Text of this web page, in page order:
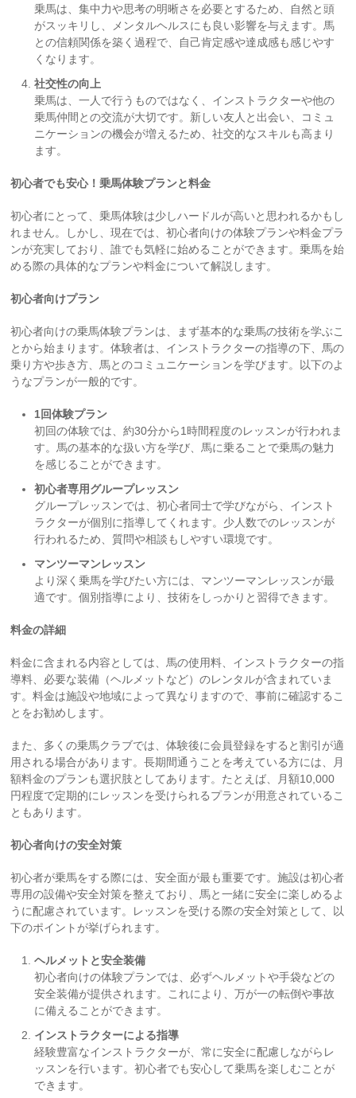
乗馬は、集中力や思考の明晰さを必要とするため、自然と頭
がスッキリし、メンタルヘルスにも良い影響を与えます。馬
との信頼関係を築く過程で、自己肯定感や達成感も感じやす
くなります。
社交性の向上
乗馬は、一人で行うものではなく、インストラクターや他の
乗馬仲間との交流が大切です。新しい友人と出会い、コミュ
ニケーションの機会が増えるため、社交的なスキルも高まり
ます。
初心者でも安心！乗馬体験プランと料金
初心者にとって、乗馬体験は少しハードルが高いと思われるかもし
れません。しかし、現在では、初心者向けの体験プランや料金プラ
ンが充実しており、誰でも気軽に始めることができます。乗馬を始
める際の具体的なプランや料金について解説します。
初心者向けプラン
初心者向けの乗馬体験プランは、まず基本的な乗馬の技術を学ぶこ
とから始まります。体験者は、インストラクターの指導の下、馬の
乗り方や歩き方、馬とのコミュニケーションを学びます。以下のよ
うなプランが一般的です。
1回体験プラン
初回の体験では、約30分から1時間程度のレッスンが行われま
す。馬の基本的な扱い方を学び、馬に乗ることで乗馬の魅力
を感じることができます。
初心者専用グループレッスン
グループレッスンでは、初心者同士で学びながら、インスト
ラクターが個別に指導してくれます。少人数でのレッスンが
行われるため、質問や相談もしやすい環境です。
マンツーマンレッスン
より深く乗馬を学びたい方には、マンツーマンレッスンが最
適です。個別指導により、技術をしっかりと習得できます。
料金の詳細
料金に含まれる内容としては、馬の使用料、インストラクターの指
導料、必要な装備（ヘルメットなど）のレンタルが含まれていま
す。料金は施設や地域によって異なりますので、事前に確認するこ
とをお勧めします。
また、多くの乗馬クラブでは、体験後に会員登録をすると割引が適
用される場合があります。長期間通うことを考えている方には、月
額料金のプランも選択肢としてあります。たとえば、月額10,000
円程度で定期的にレッスンを受けられるプランが用意されているこ
ともあります。
初心者向けの安全対策
初心者が乗馬をする際には、安全面が最も重要です。施設は初心者
専用の設備や安全対策を整えており、馬と一緒に安全に楽しめるよ
うに配慮されています。レッスンを受ける際の安全対策として、以
下のポイントが挙げられます。
ヘルメットと安全装備
初心者向けの体験プランでは、必ずヘルメットや手袋などの
安全装備が提供されます。これにより、万が一の転倒や事故
に備えることができます。
インストラクターによる指導
経験豊富なインストラクターが、常に安全に配慮しながらレ
ッスンを行います。初心者でも安心して乗馬を楽しむことが
できます。